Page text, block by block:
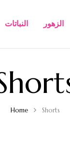
الزهور النباتات
Home Shorts